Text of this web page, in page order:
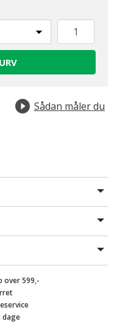
Sådan måler du
over 599,-
dage